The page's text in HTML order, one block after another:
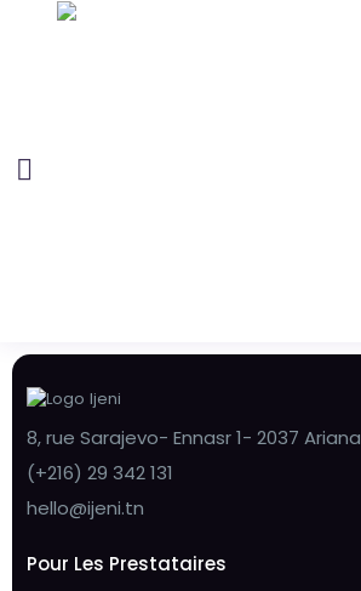
8, rue Sarajevo- Ennasr 1- 2037 Ariana
(+216) 29 342 131
hello@ijeni.tn
Pour Les Prestataires